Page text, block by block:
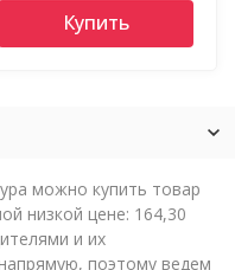
Купить
можно купить товар
низкой цене: 164,30
и их
поэтому ведем